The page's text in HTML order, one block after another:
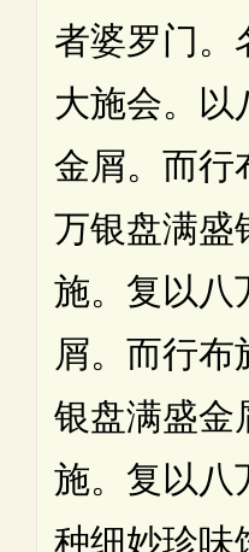
者婆罗门。
大施会。以
金屑。而行
万银盘满盛
施。复以八
屑。而行布
银盘满盛金
施。复以八
种细妙珍味